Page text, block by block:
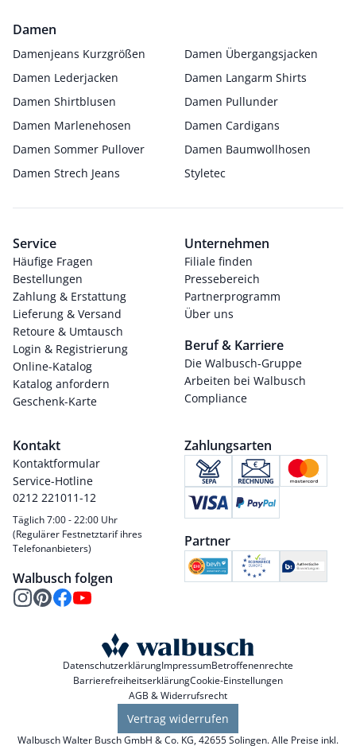
Damen
Damenjeans Kurzgrößen
Damen Übergangsjacken
Damen Lederjacken
Damen Langarm Shirts
Damen Shirtblusen
Damen Pullunder
Damen Marlenehosen
Damen Cardigans
Damen Sommer Pullover
Damen Baumwollhosen
Damen Strech Jeans
Styletec
Service
Häufige Fragen
Bestellungen
Zahlung & Erstattung
Lieferung & Versand
Retoure & Umtausch
Login & Registrierung
Online-Katalog
Katalog anfordern
Geschenk-Karte
Unternehmen
Filiale finden
Pressebereich
Partnerprogramm
Über uns
Beruf & Karriere
Die Walbusch-Gruppe
Arbeiten bei Walbusch
Compliance
Kontakt
Kontaktformular
Service-Hotline
0212 221011-12
Täglich 7:00 - 22:00 Uhr
(Regulärer Festnetztarif ihres
Telefonanbieters)
Walbusch folgen
Zahlungsarten
Partner
DatenschutzerklärungImpressumBetroffenenrechte
BarrierefreiheitserklärungCookie-Einstellungen
AGB & Widerrufsrecht
Vertrag widerrufen
Walbusch Walter Busch GmbH & Co. KG, 42655 Solingen. Alle Preise inkl.